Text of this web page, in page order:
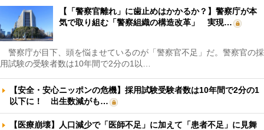
【「警察官離れ」に歯止めはかかるか？】警察庁が本
気で取り組む「警察組織の構造改革」 実現…
警察庁が目下、頭を悩ませているのが「警察官不足」だ。警察官の採
用試験の受験者数は10年間で2分の1以…
【安全・安心ニッポンの危機】採用試験受験者数は10年間で2分の1
以下に！ 出生数減がも…
【医療崩壊】人口減少で「医師不足」に加えて「患者不足」に見舞